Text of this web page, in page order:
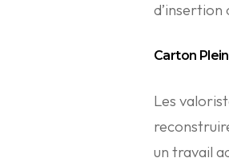
Carton
Les
un travail